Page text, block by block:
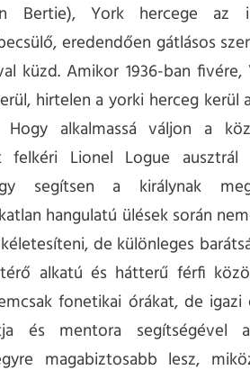
Bertie), York hercege az
eredendően gátlásos
küzd. Amikor 1936-ban fivére,
hirtelen a yorki herceg kerül
alkalmassá váljon a
felkéri Lionel Logue ausztrál
segítsen a királynak
hangulatú ülések során
de különleges
alkatú és hátterű férfi
fonetikai órákat, de igazi
és mentora segítségével
magabiztosabb lesz,